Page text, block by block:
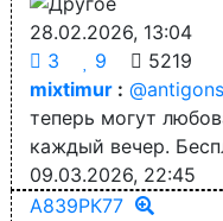
28.02.2026, 13:04
3
9
5219
mixtimur :
теперь могут
каждый вечер.
09.03.2026, 22:45
А839РК77